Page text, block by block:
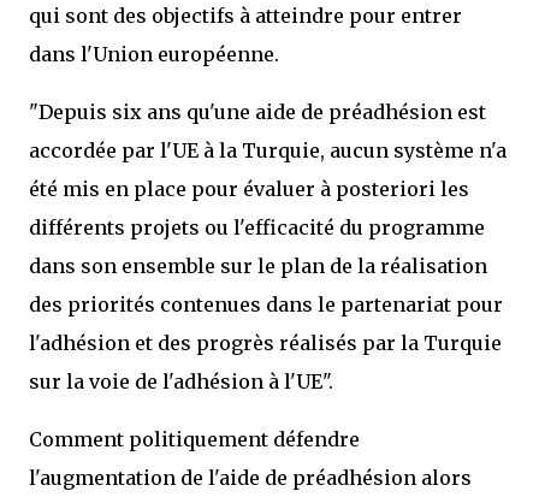
qui sont des objectifs à atteindre pour entrer
dans l'Union européenne.
"Depuis six ans qu'une aide de préadhésion est
accordée par l'UE à la Turquie, aucun système n'a
été mis en place pour évaluer à posteriori les
différents projets ou l'efficacité du programme
dans son ensemble sur le plan de la réalisation
des priorités contenues dans le partenariat pour
l'adhésion et des progrès réalisés par la Turquie
sur la voie de l'adhésion à l'UE".
Comment politiquement défendre
l'augmentation de l'aide de préadhésion alors